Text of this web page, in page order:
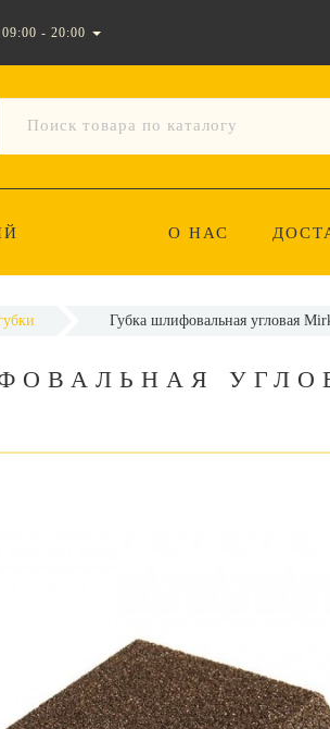
- 20:00
О НАС
Губка шлифовальная угловая